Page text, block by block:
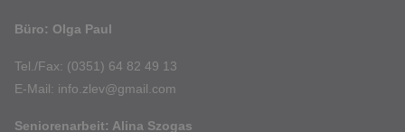
Büro: Olga Paul
Tel./Fax: (0351) 64 82 49 13
E-Mail: info.zlev@gmail.com
Seniorenarbeit: Alina Szogas